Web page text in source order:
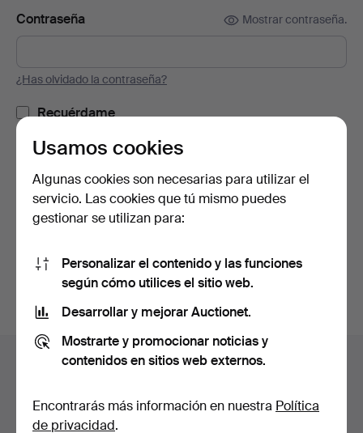
Contraseña Mostrar contraseña.
¿Has olvidado la contraseña?
Recuérdame
o iniciar sesión a través de Facebook
Navegación
pie
Ayuda y contacto
Todas las casas de subastas
Usamos cookies
Algunas cookies son necesarias para utilizar el
servicio. Las cookies que tú mismo puedes
gestionar se utilizan para:
Personalizar el contenido y las funciones
según cómo utilices el sitio web.
Desarrollar y mejorar Auctionet.
Mostrarte y promocionar noticias y
contenidos en sitios web externos.
Encontrarás más información en nuestra Política
de privacidad.